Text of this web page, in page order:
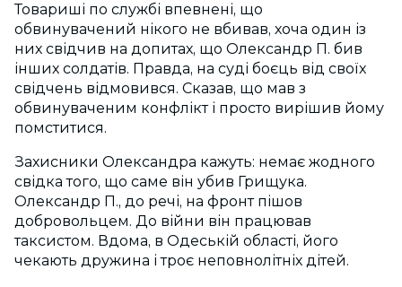
Товариші по службі впевнені, що
обвинувачений нікого не вбивав, хоча один із
них свідчив на допитах, що Олександр П. бив
інших солдатів. Правда, на суді боєць від своїх
свідчень відмовився. Сказав, що мав з
обвинуваченим конфлікт і просто вирішив йому
помститися.
Захисники Олександра кажуть: немає жодного
свідка того, що саме він убив Грищука.
Олександр П., до речі, на фронт пішов
добровольцем. До війни він працював
таксистом. Вдома, в Одеській області, його
чекають дружина і троє неповнолітніх дітей.